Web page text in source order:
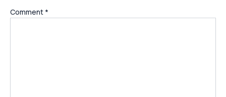
Comment *